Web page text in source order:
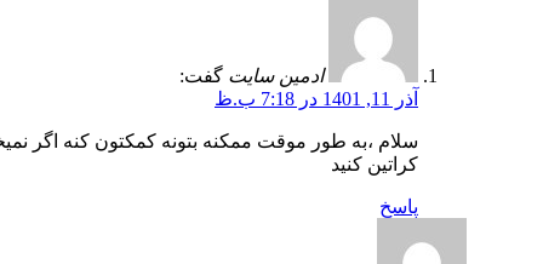
ادمین سایت گفت:
آذر 11, 1401 در 7:18 ب.ظ
سلام ،به طور موقت ممکنه بتونه کمکتون کنه اگر
کراتین کنید
پاسخ